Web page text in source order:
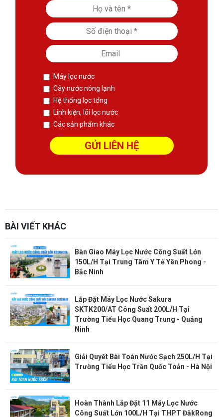
Máy lọc nước
Cây nước nóng lạnh
Hệ thống lọc tổng
Linh kiện, lõi lọc nước
Các sản phẩm khác
BÀI VIẾT KHÁC
Bàn Giao Máy Lọc Nước Công Suất Lớn
150L/H Tại Trung Tâm Y Tế Yên Phong -
Bắc Ninh
Lắp Đặt Máy Lọc Nước Sakura
SKTK200/AT Công Suất 200L/H Tại
Trường Tiểu Học Quang Trung - Quảng
Ninh
Giải Quyết Bài Toán Nước Sạch 250L/H Tại
Trường Tiểu Học Trần Quốc Toản - Hà Nội
Hoàn Thành Lắp Đặt 11 Máy Lọc Nước
Công Suất Lớn 100L/H Tại THPT ĐăkRong